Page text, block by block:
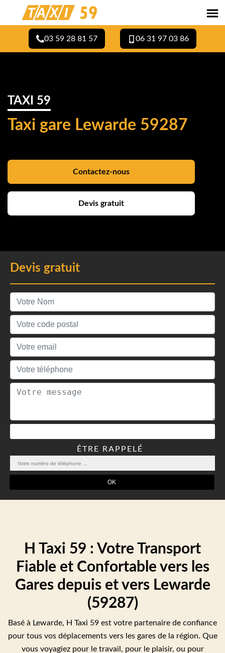
03 59 28 81 57 06 31 97 03 86
TAXI 59
Taxi gare Lewarde 59287
Contactez-nous
Devis gratuit
Devis gratuit
ÊTRE RAPPELÉ
H Taxi 59 : Votre Transport
Fiable et Confortable vers les
Gares depuis et vers Lewarde
(59287)
Basé à Lewarde, H Taxi 59 est votre partenaire de confiance
pour tous vos déplacements vers les gares de la région. Que
vous voyagiez pour le travail, pour le plaisir, ou pour